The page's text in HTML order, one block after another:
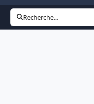
Recherche...